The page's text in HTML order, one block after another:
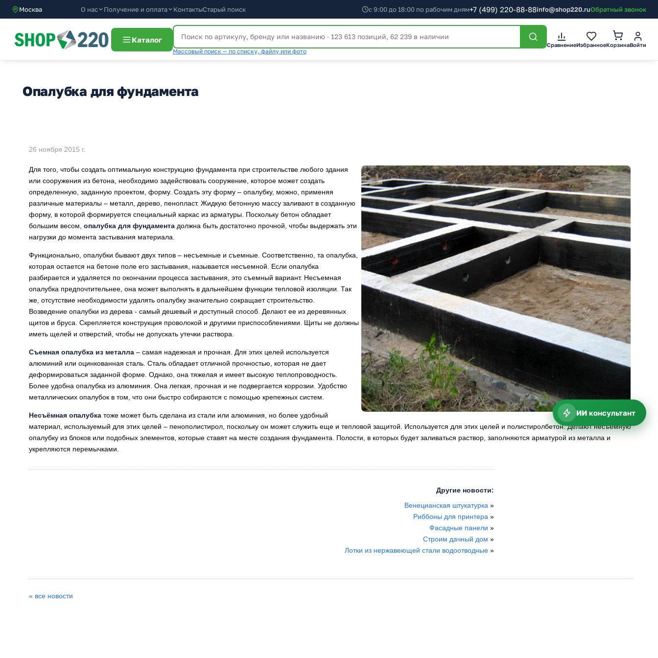
Москва О нас Получение и оплата КонтактыСтарый поиск с 9:00 до 18:00 по рабочим дням+7 (499) 220-88-88info@shop220.ruОбратный звонок
Каталог
Массовый поиск — по списку, файлу или фото
СравнениеИзбранноеКорзинаВойти
Опалубка для фундамента
26 ноября 2015 г.
Для того, чтобы создать оптимальную конструкцию фундамента при строительстве любого здания
или сооружения из бетона, необходимо задействовать сооружение, которое может создать
определенную, заданную проектом, форму. Создать эту форму – опалубку, можно, применяя
различные материалы – металл, дерево, пенопласт. Жидкую бетонную массу заливают в созданную
форму, в которой формируется специальный каркас из арматуры. Поскольку бетон обладает
большим весом, опалубка для фундамента должна быть достаточно прочной, чтобы выдержать эти
нагрузки до момента застывания материала.
Функционально, опалубки бывают двух типов – несъемные и съемные. Соответственно, та опалубка,
которая остается на бетоне поле его застывания, называется несъемной. Если опалубка
разбирается и удаляется по окончании процесса застывания, это съемный вариант. Несъемная
опалубка предпочтительнее, она может выполнять в дальнейшем функции тепловой изоляции. Так
же, отсутствие необходимости удалять опалубку значительно сокращает строительство.
Возведение опалубки из дерева - самый дешевый и доступный способ. Делают ее из деревянных
щитов и бруса. Скрепляется конструкция проволокой и другими приспособлениями. Щиты не должны
иметь щелей и отверстий, чтобы не допускать утечки раствора.
Съемная опалубка из металла – самая надежная и прочная. Для этих целей используется
алюминий или оцинкованная сталь. Сталь обладает отличной прочностью, которая не дает
деформироваться заданной форме. Однако, она тяжелая и имеет высокую теплопроводность.
Более удобна опалубка из алюминия. Она легкая, прочная и не подвергается коррозии. Удобство
металлических опалубок в том, что они быстро собираются с помощью крепежных систем.
Несъёмная опалубка тоже может быть сделана из стали или алюминия, но более удобный
материал, используемый для этих целей – пенополистирол, поскольку он может служить еще и тепловой защитой. Используется для этих целей и полистиролбетон. Делают несъемную
опалубку из блоков или подобных элементов, которые ставят на месте создания фундамента. Полости, в которых будет заливаться раствор, заполняются арматурой из металла и
укрепляются перемычками.
Другие новости:
Венецианская штукатурка »
Риббоны для принтера »
Фасадные панели »
Строим дачный дом »
Лотки из нержавеющей стали водоотводные »
« все новости
ИИ консультант